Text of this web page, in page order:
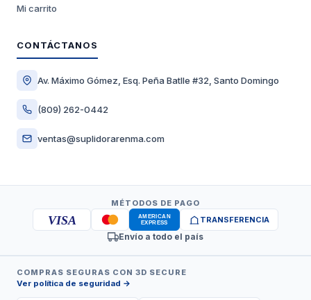
Mi carrito
CONTÁCTANOS
Av. Máximo Gómez, Esq. Peña Batlle #32, Santo Domingo
(809) 262-0442
ventas@suplidorarenma.com
MÉTODOS DE PAGO
VISA TRANSFERENCIA
Envío a todo el país
COMPRAS SEGURAS CON 3D SECURE
Ver política de seguridad →